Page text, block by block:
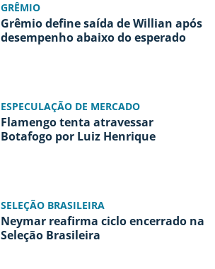
GRÊMIO
Grêmio define saída de Willian após
desempenho abaixo do esperado
ESPECULAÇÃO DE MERCADO
Flamengo tenta atravessar
Botafogo por Luiz Henrique
SELEÇÃO BRASILEIRA
Neymar reafirma ciclo encerrado na
Seleção Brasileira